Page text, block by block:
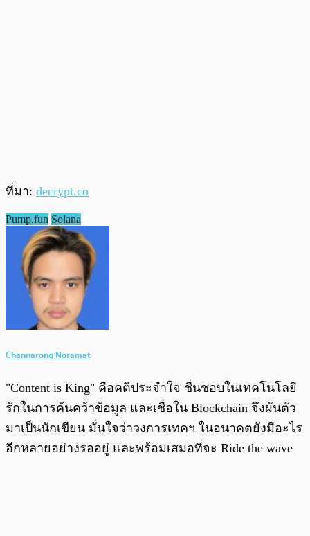
ที่มา: decrypt.co
Pump.fun Solana
Channarong Noramat
"Content is King" คือคติประจำใจ ชื่นชอบในเทคโนโลยี
รักในการค้นคว้าข้อมูล และเชื่อใน Blockchain จึงผันตัว
มาเป็นนักเขียน มั่นใจว่าวงการเทคฯ ในอนาคตยังมีอะไร
อีกหลายอย่างรออยู่ และพร้อมเสมอที่จะ Ride the wave